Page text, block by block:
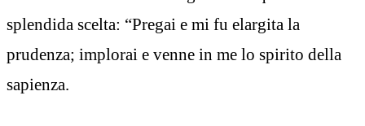
splendida scelta: “Pregai e mi fu elargita la
prudenza; implorai e venne in me lo spirito della
sapienza.